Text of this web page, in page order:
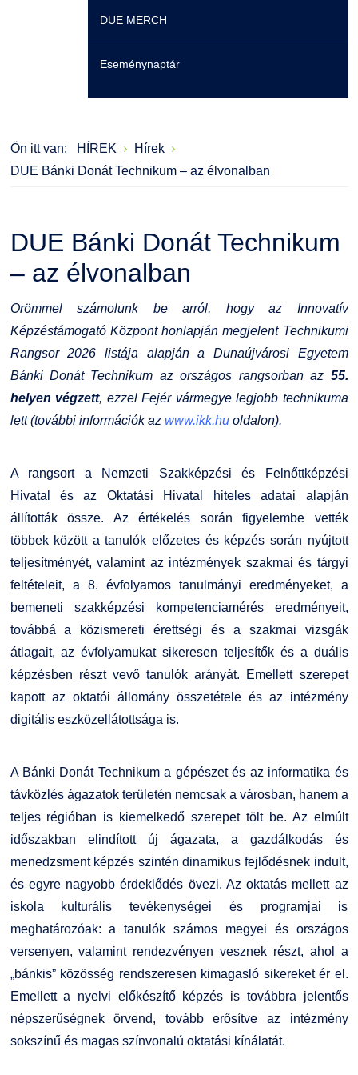
Moodle
Átjelentkezőknek
Karrier
EHÖK
Hallgatókra érvényes szabályzatok
Ösztöndíjak
Kiemelt ösztöndíjak
Nemzetközi Lehetőségek
Fordítási Szolgáltatások
GY.I.K.
DUE Hallgatói laptop használati segédlet
Kerpely Antal Szakkollégium KASZK
Könyvtár
Szakmentori rendszer
Felnőttképzés
HASIT
Neptun
Moodle
K+F+I
Átjelentkezőknek
TDK/Tehetségnap
Online Studium
Képzési Életpályamodell
Atomerőművi Képzési Bázis
Családbarát Szolgáltató
Dokumentumok
Érdekvédelmi testületek
Szervezeti felépítés
Szabályzatok
Díjak, elismerések
Telefonkönyv
Minőségirányítás
Intézményi és Tanulmányi Tájékoztató
Együttműködő partnereink
DUE MERCH
Eseménynaptár
Ön itt van: HÍREK
Hírek
DUE Bánki Donát Technikum – az élvonalban
DUE Bánki Donát Technikum
– az élvonalban
Örömmel számolunk be arról, hogy az Innovatív
Képzéstámogató Központ honlapján megjelent Technikumi
Rangsor 2026 listája alapján a Dunaújvárosi Egyetem
Bánki Donát Technikum az országos rangsorban az 55.
helyen végzett, ezzel Fejér vármegye legjobb technikuma
lett (további információk az www.ikk.huoldalon).
A rangsort a Nemzeti Szakképzési és Felnőttképzési
Hivatal és az Oktatási Hivatal hiteles adatai alapján
állították össze. Az értékelés során figyelembe vették
többek között a tanulók előzetes és képzés során nyújtott
teljesítményét, valamint az intézmények szakmai és tárgyi
feltételeit, a 8. évfolyamos tanulmányi eredményeket, a
bemeneti szakképzési kompetenciamérés eredményeit,
továbbá a közismereti érettségi és a szakmai vizsgák
átlagait, az évfolyamukat sikeresen teljesítők és a duális
képzésben részt vevő tanulók arányát. Emellett szerepet
kapott az oktatói állomány összetétele és az intézmény
digitális eszközellátottsága is.
A Bánki Donát Technikum a gépészet és az informatika és
távközlés ágazatok területén nemcsak a városban, hanem a
teljes régióban is kiemelkedő szerepet tölt be. Az elmúlt
időszakban elindított új ágazata, a gazdálkodás és
menedzsment képzés szintén dinamikus fejlődésnek indult,
és egyre nagyobb érdeklődés övezi. Az oktatás mellett az
iskola kulturális tevékenységei és programjai is
meghatározóak: a tanulók számos megyei és országos
versenyen, valamint rendezvényen vesznek részt, ahol a
„bánkis” közösség rendszeresen kimagasló sikereket ér el.
Emellett a nyelvi előkészítő képzés is továbbra jelentős
népszerűségnek örvend, tovább erősítve az intézmény
sokszínű és magas színvonalú oktatási kínálatát.